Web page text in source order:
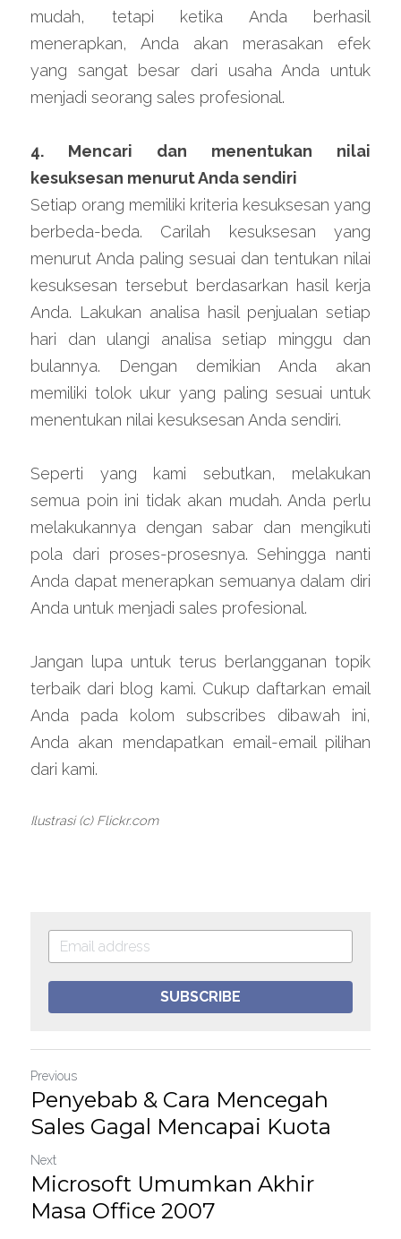
mudah, tetapi ketika Anda berhasil
menerapkan, Anda akan merasakan efek
yang sangat besar dari usaha Anda untuk
menjadi seorang sales profesional.
4. Mencari dan menentukan nilai
kesuksesan menurut Anda sendiri
Setiap orang memiliki kriteria kesuksesan yang
berbeda-beda. Carilah kesuksesan yang
menurut Anda paling sesuai dan tentukan nilai
kesuksesan tersebut berdasarkan hasil kerja
Anda. Lakukan analisa hasil penjualan setiap
hari dan ulangi analisa setiap minggu dan
bulannya. Dengan demikian Anda akan
memiliki tolok ukur yang paling sesuai untuk
menentukan nilai kesuksesan Anda sendiri.
Seperti yang kami sebutkan, melakukan
semua poin ini tidak akan mudah. Anda perlu
melakukannya dengan sabar dan mengikuti
pola dari proses-prosesnya. Sehingga nanti
Anda dapat menerapkan semuanya dalam diri
Anda untuk menjadi sales profesional.
Jangan lupa untuk terus berlangganan topik
terbaik dari blog kami. Cukup daftarkan email
Anda pada kolom subscribes dibawah ini,
Anda akan mendapatkan email-email pilihan
dari kami.
Ilustrasi (c) Flickr.com
SUBSCRIBE
Previous
Penyebab & Cara Mencegah
Sales Gagal Mencapai Kuota
Next
Microsoft Umumkan Akhir
Masa Office 2007